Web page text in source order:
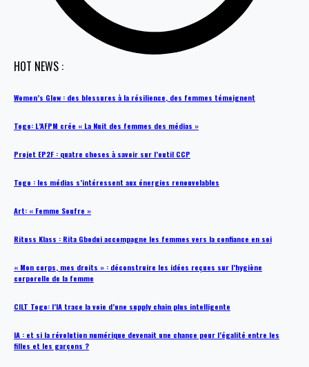
HOT NEWS :
Women’s Glow : des blessures à la résilience, des femmes témoignent
Togo: L’AFPM crée « La Nuit des femmes des médias »
Projet EP2F : quatre choses à savoir sur l’outil CCP
Togo : les médias s’intéressent aux énergies renouvelables
Art: « Femme Soufre »
Rituss Klass : Rita Gbodui accompagne les femmes vers la confiance en soi
« Mon corps, mes droits » : déconstruire les idées reçues sur l’hygiène
corporelle de la femme
CILT Togo: l’IA trace la voie d’une supply chain plus intelligente
IA : et si la révolution numérique devenait une chance pour l’égalité entre les
filles et les garçons ?